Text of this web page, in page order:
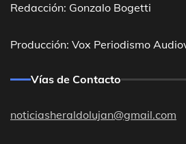
Redacción: Gonzalo Bogetti
Producción: Vox Periodismo
Vías de Contacto
noticiasheraldolujan@gmail.com